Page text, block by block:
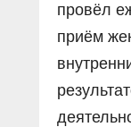
провёл
приём